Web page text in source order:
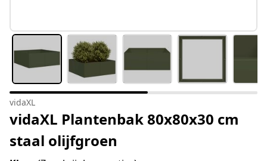
vidaXL
vidaXL Plantenbak 80x80x30 cm
staal olijfgroen